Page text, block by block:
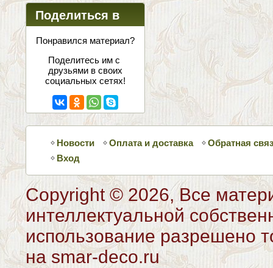
Поделиться в
соцсетях
Понравился материал?
Поделитесь им с
друзьями в своих
социальных сетях!
Новости Оплата и доставка
Обратная
Вход
Copyright © 2026, Все
интеллектуальной
использование разрешено
на smar-deco.ru